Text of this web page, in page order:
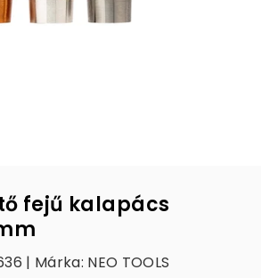
fejű kalapács
| Márka: NEO TOOLS